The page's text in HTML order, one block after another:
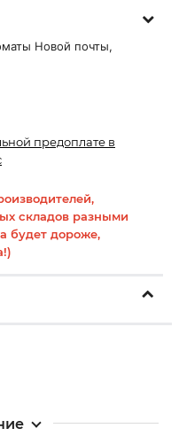
Новой почты,
предоплате в
складов разными
будет дороже,